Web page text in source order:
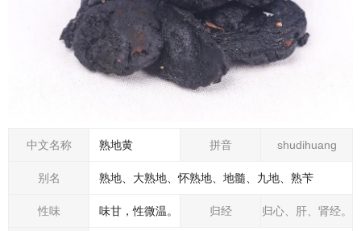
中文名称 熟地黄 拼音 shudihuang
别名 熟地、大熟地、怀熟地、地髓、九地、熟苄
性味 味甘，性微温。 归经 归心、肝、肾经。